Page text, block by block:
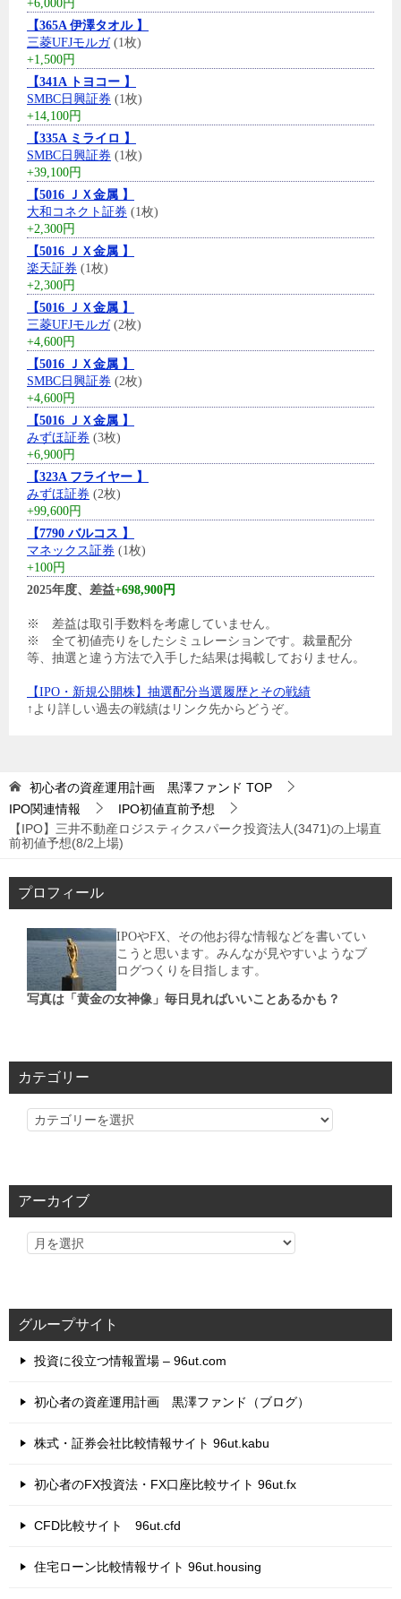
+6,000円
【365A 伊澤タオル 】
三菱UFJモルガ(1枚)
+1,500円
【341A トヨコー 】
SMBC日興証券 (1枚)
+14,100円
【335A ミライロ 】
SMBC日興証券 (1枚)
+39,100円
【5016 ＪＸ金属 】
大和コネクト証券 (1枚)
+2,300円
【5016 ＪＸ金属 】
楽天証券 (1枚)
+2,300円
【5016 ＪＸ金属 】
三菱UFJモルガ(2枚)
+4,600円
【5016 ＪＸ金属 】
SMBC日興証券 (2枚)
+4,600円
【5016 ＪＸ金属 】
みずほ証券 (3枚)
+6,900円
【323A フライヤー 】
みずほ証券 (2枚)
+99,600円
【7790 バルコス 】
マネックス証券 (1枚)
+100円
2025年度、差益+698,900円
※ 差益は取引手数料を考慮していません。
※ 全て初値売りをしたシミュレーションです。裁量配分
等、抽選と違う方法で入手した結果は掲載しておりません。
【IPO・新規公開株】抽選配分当選履歴とその戦績
↑より詳しい過去の戦績はリンク先からどうぞ。
初心者の資産運用計画 黒澤ファンド TOP
IPO関連情報
IPO初値直前予想
【IPO】三井不動産ロジスティクスパーク投資法人(3471)の上場直
前初値予想(8/2上場)
プロフィール
IPOやFX、その他お得な情報などを書いてい
こうと思います。みんなが見やすいようなブ
ログつくりを目指します。
写真は「黄金の女神像」毎日見ればいいことあるかも？
カテゴリー
カ
リ
アーカイブ
グループサイト
投資に役立つ情報置場 – 96ut.com
初心者の資産運用計画 黒澤ファンド（ブログ）
株式・証券会社比較情報サイト 96ut.kabu
初心者のFX投資法・FX口座比較サイト 96ut.fx
CFD比較サイト 96ut.cfd
住宅ローン比較情報サイト 96ut.housing